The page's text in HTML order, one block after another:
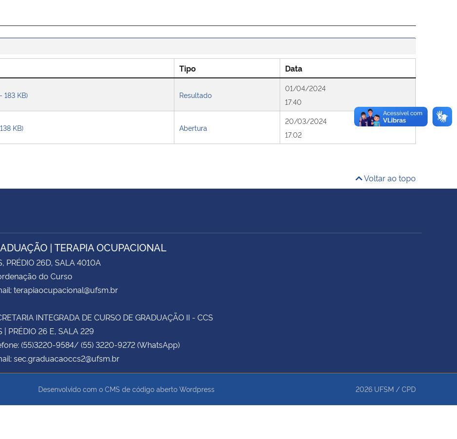
Tipo Data
183 KB) Resultado
01/04/2024
17:40
KB) Abertura
20/03/2024
17:02
Voltar ao topo
| TERAPIA OCUPACIONAL
PRÉDIO 26D, SALA 4010A
do Curso
terapiaocupacional@ufsm.br
INTEGRADA DE CURSO DE GRADUAÇÃO II - CCS
| PRÉDIO 26 E, SALA 229
(55)3220-9584/ (55) 3220-9272 (WhatsApp)
sec.graduacaoccs2@ufsm.br
Desenvolvido com o CMS de código aberto Wordpress 2026 UFSM / CPD